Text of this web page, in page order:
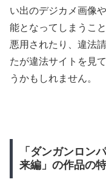
い出のデジカメ画像
能となってしまうこ
悪用されたり、違法
たが違法サイトを見
うかもしれません。
「ダンガンロン
来編」の作品の